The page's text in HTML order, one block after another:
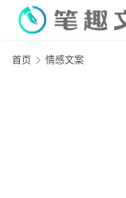
首页 情感文案